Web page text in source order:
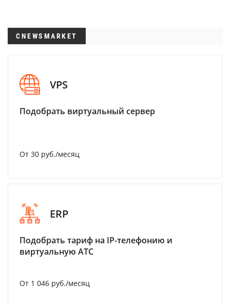
CNEWSMARKET
VPS
Подобрать виртуальный сервер
От 30 руб./месяц
ERP
Подобрать тариф на IP-телефонию и
виртуальную АТС
От 1 046 руб./месяц